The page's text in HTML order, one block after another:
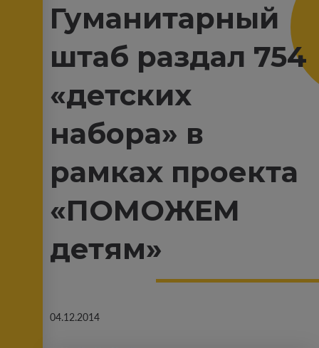
Гуманитарный
штаб раздал 754
«детских
набора» в
рамках проекта
«ПОМОЖЕМ
детям»
04.12.2014